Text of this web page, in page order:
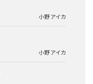
小野 アイカ
小野 アイカ